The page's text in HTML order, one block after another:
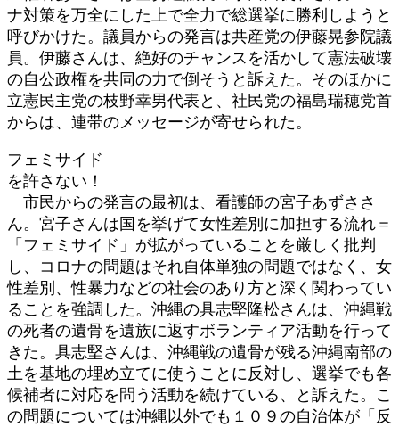
ナ対策を万全にした上で全力で総選挙に勝利しようと
呼びかけた。議員からの発言は共産党の伊藤晃参院議
員。伊藤さんは、絶好のチャンスを活かして憲法破壊
の自公政権を共同の力で倒そうと訴えた。そのほかに
立憲民主党の枝野幸男代表と、社民党の福島瑞穂党首
からは、連帯のメッセージが寄せられた。
フェミサイド
を許さない！
市民からの発言の最初は、看護師の宮子あずささ
ん。宮子さんは国を挙げて女性差別に加担する流れ＝
「フェミサイド」が拡がっていることを厳しく批判
し、コロナの問題はそれ自体単独の問題ではなく、女
性差別、性暴力などの社会のあり方と深く関わってい
ることを強調した。沖縄の具志堅隆松さんは、沖縄戦
の死者の遺骨を遺族に返すボランティア活動を行って
きた。具志堅さんは、沖縄戦の遺骨が残る沖縄南部の
土を基地の埋め立てに使うことに反対し、選挙でも各
候補者に対応を問う活動を続けている、と訴えた。こ
の問題については沖縄以外でも１０９の自治体が「反